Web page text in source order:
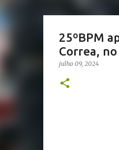
25ºBPM
Correa,
julho 09, 2024